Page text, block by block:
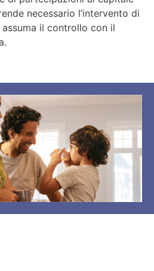
necessario l’intervento di
il controllo con il